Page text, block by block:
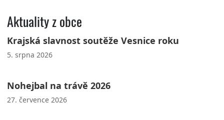
Aktuality z obce
Krajská slavnost soutěže Vesnice roku
5. srpna 2026
Nohejbal na trávě 2026
27. července 2026